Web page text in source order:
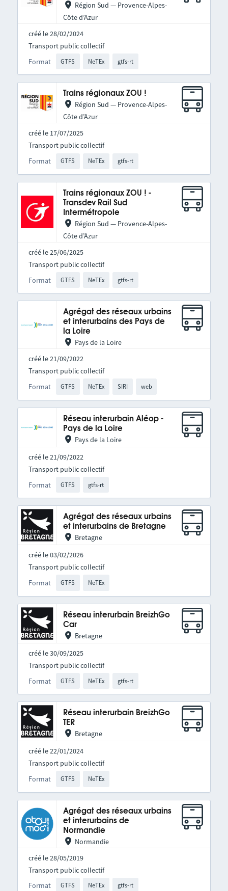
Région Sud — Provence-Alpes-
Côte d’Azur
créé le 28/02/2024
Format GTFS NeTEx gtfs-rt
Transport public collectif
Trains régionaux ZOU !
Région Sud — Provence-Alpes-
Côte d’Azur
créé le 17/07/2025
Format GTFS NeTEx gtfs-rt
Transport public collectif
Trains régionaux ZOU ! -
Transdev Rail Sud
Intermétropole
Région Sud — Provence-Alpes-
Côte d’Azur
créé le 25/06/2025
Format GTFS NeTEx gtfs-rt
Transport public collectif
Agrégat des réseaux urbains
et interurbains des Pays de
la Loire
Pays de la Loire
créé le 21/09/2022
Format GTFS NeTEx SIRI web
Transport public collectif
Réseau interurbain Aléop -
Pays de la Loire
Pays de la Loire
créé le 21/09/2022
Format GTFS gtfs-rt
Transport public collectif
Agrégat des réseaux urbains
et interurbains de Bretagne
Bretagne
créé le 03/02/2026
Format GTFS NeTEx
Transport public collectif
Réseau interurbain BreizhGo
Car
Bretagne
créé le 30/09/2025
Format GTFS NeTEx gtfs-rt
Transport public collectif
Réseau interurbain BreizhGo
TER
Bretagne
créé le 22/01/2024
Format GTFS NeTEx
Transport public collectif
Agrégat des réseaux urbains
et interurbains de
Normandie
Normandie
créé le 28/05/2019
Format GTFS NeTEx gtfs-rt
Transport public collectif